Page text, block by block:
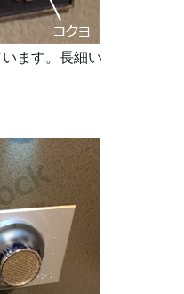
ます。長細い